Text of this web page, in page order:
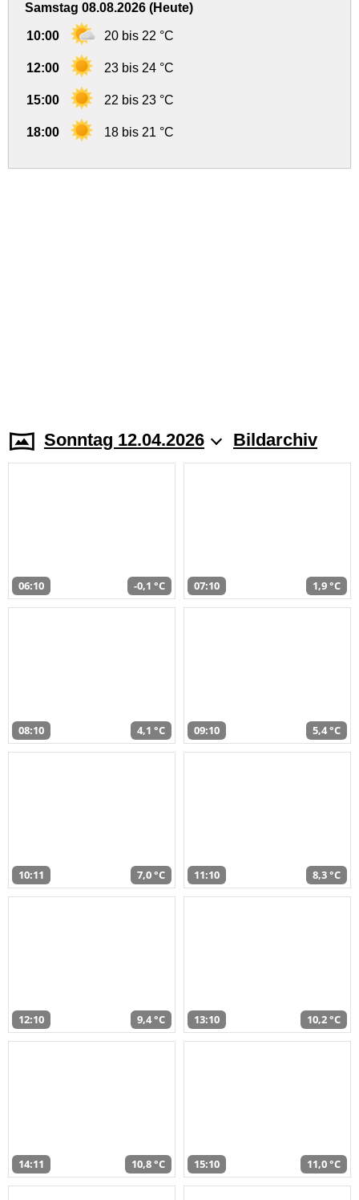
Samstag 08.08.2026 (Heute)
10:00 20 bis 22 °C
12:00 23 bis 24 °C
15:00 22 bis 23 °C
18:00 18 bis 21 °C
Sonntag 12.04.2026 Bildarchiv
06:10 -0,1 °C 07:10 1,9 °C
08:10 4,1 °C 09:10 5,4 °C
10:11 7,0 °C 11:10 8,3 °C
12:10 9,4 °C 13:10 10,2 °C
14:11 10,8 °C 15:10 11,0 °C